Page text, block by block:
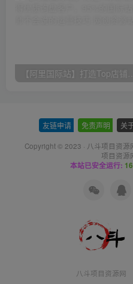
【阿里国际站】打造Top店铺&获
友链申请 免责声明 关
Copyright © 2023 · 八斗项目资源
项目资源
本站已安全运行:
八斗项目资源网